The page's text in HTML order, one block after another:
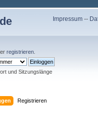
Impressum--
registrieren
und Sitzungslänge
Registrieren